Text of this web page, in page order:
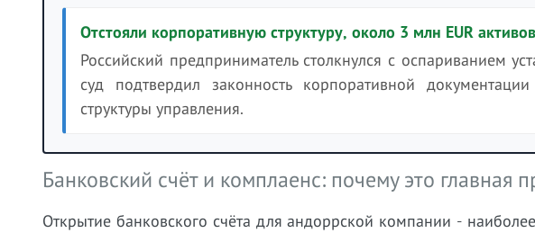
Отстояли корпоративную структуру, около 3 млн EUR активов
Российский предприниматель столкнулся с оспариванием
суд подтвердил законность корпоративной
структуры управления.
Банковский счёт и комплаенс: почему это главная
Открытие банковского счёта для андоррской компании -